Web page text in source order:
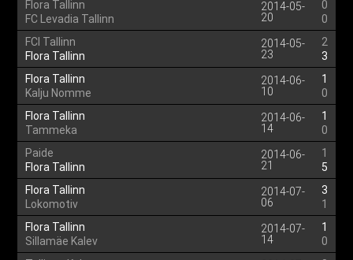
Flora Tallinn
FC Levadia Tallinn
2014-05-
20
0
0
FCI Tallinn
Flora Tallinn
2014-05-
23
2
3
Flora Tallinn
Kalju Nomme
2014-06-
10
1
0
Flora Tallinn
Tammeka
2014-06-
14
1
0
Paide
Flora Tallinn
2014-06-
21
1
5
Flora Tallinn
Lokomotiv
2014-07-
06
3
1
Flora Tallinn
Sillamäe Kalev
2014-07-
14
1
0